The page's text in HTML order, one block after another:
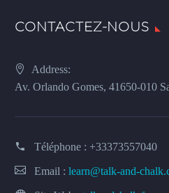
CONTACTEZ-NOUS
Address:
Av. Orlando Gomes, 41650-010
Téléphone : +33373557040
Email : learn@talk-and-